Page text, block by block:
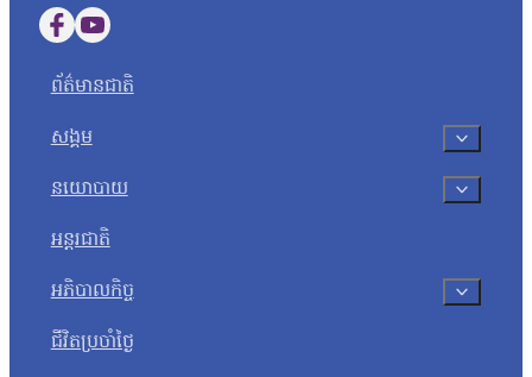
Follow us on Facebook
Follow us on YouTube
ព័ត៌មានជាតិ
សង្គម
នយោបាយ
អន្តរជាតិ
អភិបាលកិច្ច
ជីវិតប្រចាំថ្ងៃ